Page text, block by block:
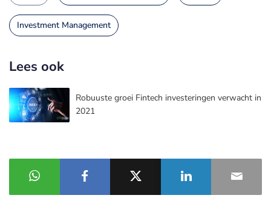
Investment Management
Lees ook
Robuuste groei Fintech investeringen verwacht in
2021